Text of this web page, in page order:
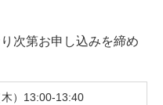
次第お申し込みを締め
）13:00-13:40